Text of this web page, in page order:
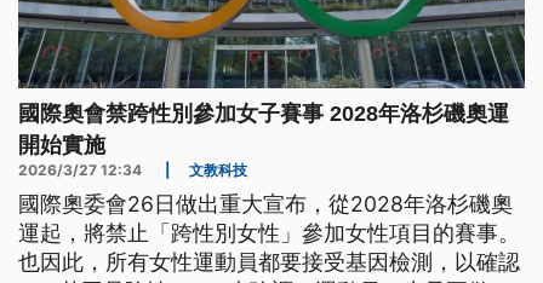
國際奧會禁跨性別參加女子賽事 2028年洛杉磯奧運
開始實施
2026/3/27 12:34 文教科技
國際奧委會26日做出重大宣布，從2028年洛杉磯奧
運起，將禁止「跨性別女性」參加女性項目的賽事。
也因此，所有女性運動員都要接受基因檢測，以確認